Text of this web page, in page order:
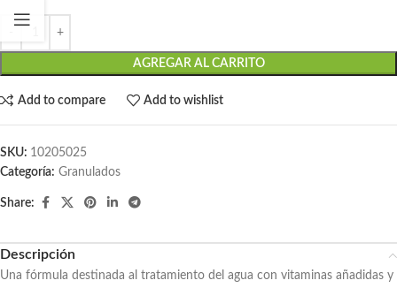
AGREGAR AL CARRITO
Add to compare Add to wishlist
SKU: 10205025
Categoría: Granulados
Share:
Descripción
Una fórmula destinada al tratamiento del agua con vitaminas añadidas y